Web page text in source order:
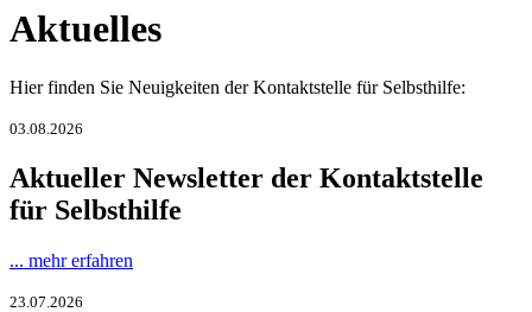
Aktuelles
Hier finden Sie Neuigkeiten der Kontaktstelle für Selbsthilfe:
03.08.2026
Aktueller Newsletter der Kontaktstelle
für Selbsthilfe
... mehr erfahren
23.07.2026